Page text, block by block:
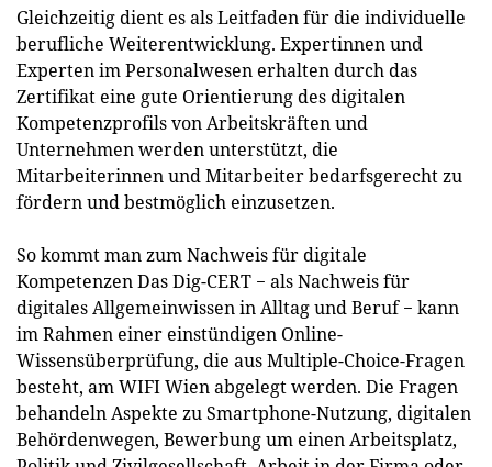
Gleichzeitig dient es als Leitfaden für die individuelle
berufliche Weiterentwicklung. Expertinnen und
Experten im Personalwesen erhalten durch das
Zertifikat eine gute Orientierung des digitalen
Kompetenzprofils von Arbeitskräften und
Unternehmen werden unterstützt, die
Mitarbeiterinnen und Mitarbeiter bedarfsgerecht zu
fördern und bestmöglich einzusetzen.
So kommt man zum Nachweis für digitale
Kompetenzen Das Dig-CERT − als Nachweis für
digitales Allgemeinwissen in Alltag und Beruf − kann
im Rahmen einer einstündigen Online-
Wissensüberprüfung, die aus Multiple-Choice-Fragen
besteht, am WIFI Wien abgelegt werden. Die Fragen
behandeln Aspekte zu Smartphone-Nutzung, digitalen
Behördenwegen, Bewerbung um einen Arbeitsplatz,